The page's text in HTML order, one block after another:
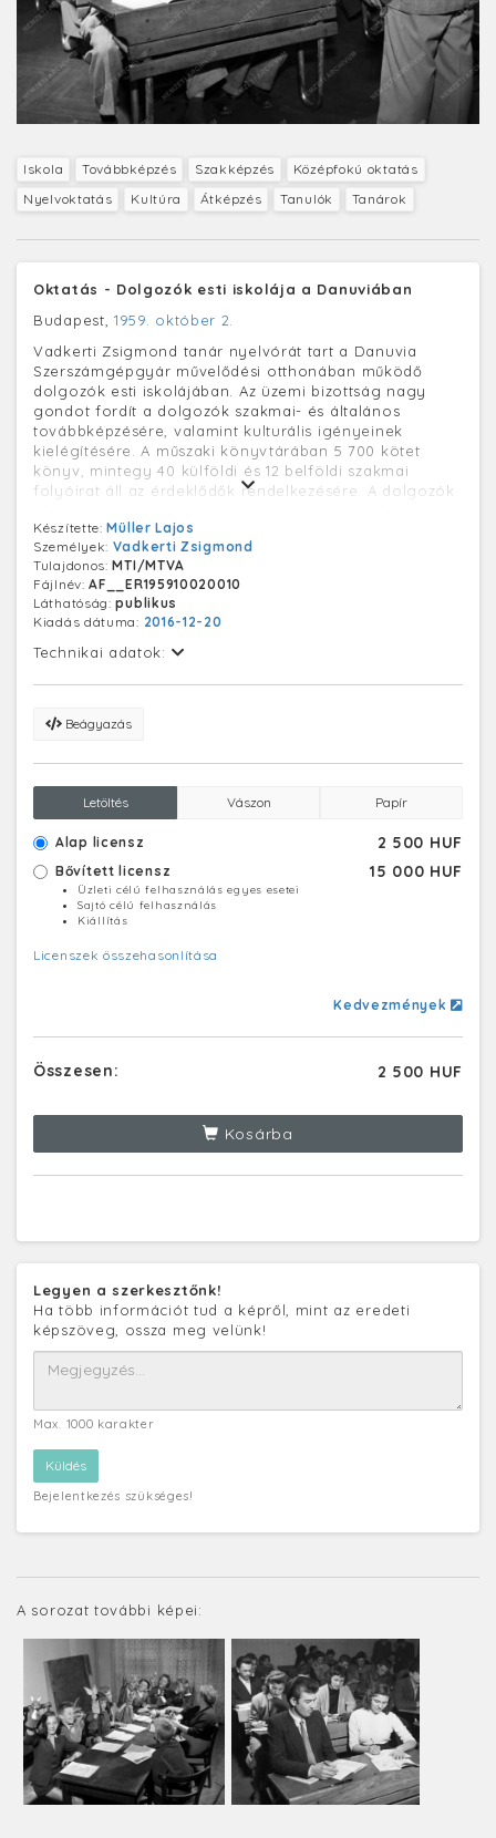
Iskola Továbbképzés Szakképzés
Középfokú oktatás
Nyelvoktatás
Kultúra Átképzés Tanulók Tanárok
Oktatás - Dolgozók esti iskolája a Danuviában
Budapest, 1959. október 2.
Vadkerti Zsigmond tanár nyelvórát tart a Danuvia
Szerszámgépgyár művelődési otthonában működő
dolgozók esti iskolájában. Az üzemi bizottság nagy
gondot fordít a dolgozók szakmai- és általános
továbbképzésére, valamint kulturális igényeinek
kielégítésére. A műszaki könyvtárában 5 700 kötet
könyv, mintegy 40 külföldi és 12 belföldi szakmai
folyóirat áll az érdeklődők rendelkezésére. A dolgozók
továbbképzésre a hallgatók a Murányi utcai ipari
tanuló intézetbe járnak.
Készítette:Müller Lajos
Személyek: Vadkerti Zsigmond
Tulajdonos:MTI/MTVA
Fájlnév:AF__ER195910020010
Láthatóság:publikus
Kiadás dátuma: 2016-12-20
Technikai adatok:
Beágyazás
Letöltés Vászon Papír
Alap licensz 2 500 HUF
Bővített licensz 15 000 HUF
Üzleti célú felhasználás egyes esetei
Sajtó célú felhasználás
Kiállítás
Licenszek összehasonlítása
Kedvezmények
Összesen: 2 500 HUF
Kosárba
Legyen a szerkesztőnk!
Ha több információt tud a képről, mint az eredeti
képszöveg, ossza meg velünk!
Max. 1000 karakter
Bejelentkezés szükséges!
A sorozat további képei: